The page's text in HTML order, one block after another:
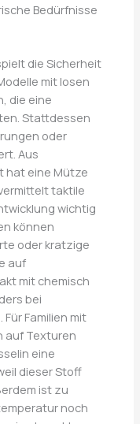
Bedürfnisse
die Sicherheit
mit losen
die eine
Stattdessen
oder
Aus
hat eine Mütze
taktile
wichtig
können
oder kratzige
auf
mit chemisch
bei
Familien mit
auf Texturen
eine
dieser Stoff
ist zu
noch